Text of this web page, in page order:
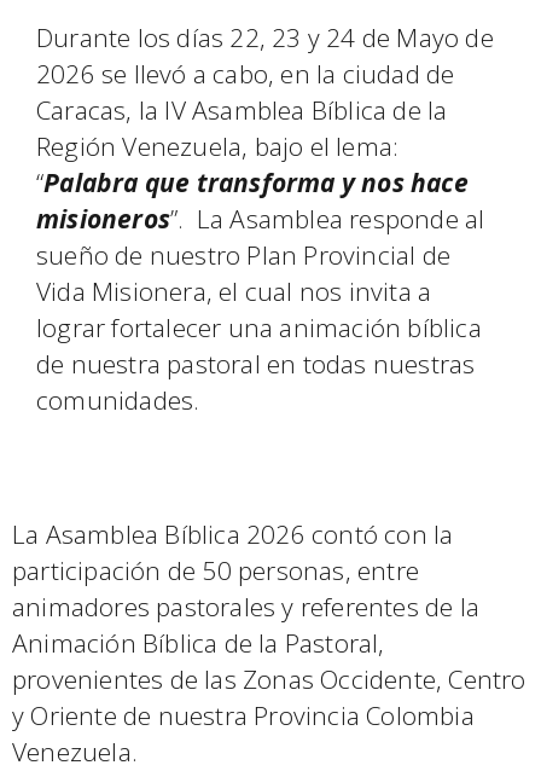
Durante los días 22, 23 y 24 de Mayo de
2026 se llevó a cabo, en la ciudad de
Caracas, la IV Asamblea Bíblica de la
Región Venezuela, bajo el lema:
“Palabra que transforma y nos hace
misioneros”. La Asamblea responde al
sueño de nuestro Plan Provincial de
Vida Misionera, el cual nos invita a
lograr fortalecer una animación bíblica
de nuestra pastoral en todas nuestras
comunidades.
La Asamblea Bíblica 2026 contó con la
participación de 50 personas, entre
animadores pastorales y referentes de la
Animación Bíblica de la Pastoral,
provenientes de las Zonas Occidente, Centro
y Oriente de nuestra Provincia Colombia
Venezuela.